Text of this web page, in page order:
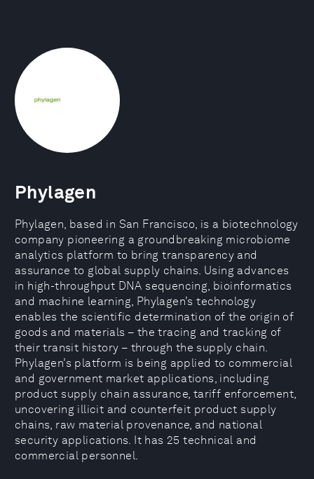
Phylagen
Phylagen, based in San Francisco, is a biotechnology
company pioneering a groundbreaking microbiome
analytics platform to bring transparency and
assurance to global supply chains. Using advances
in high-throughput DNA sequencing, bioinformatics
and machine learning, Phylagen’s technology
enables the scientific determination of the origin of
goods and materials – the tracing and tracking of
their transit history – through the supply chain.
Phylagen’s platform is being applied to commercial
and government market applications, including
product supply chain assurance, tariff enforcement,
uncovering illicit and counterfeit product supply
chains, raw material provenance, and national
security applications. It has 25 technical and
commercial personnel.